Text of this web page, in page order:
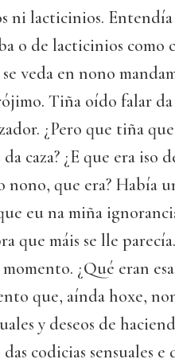
ni lacticinios.
o de lacticinios como
veda en nono
Tiña oído falar
¿Pero que tiña
caza? ¿E que era iso
que era? Había
eu na miña
que máis se lle parecía.
¿Qué eran
que, aínda hoxe,
y deseos de
codicias sensuales e